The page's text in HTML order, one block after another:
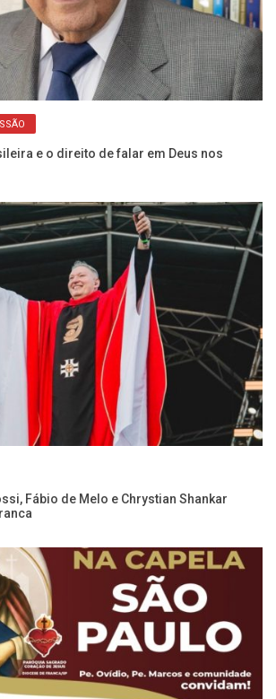
e o direito de falar em Deus nos
Fábio de Melo e Chrystian Shankar